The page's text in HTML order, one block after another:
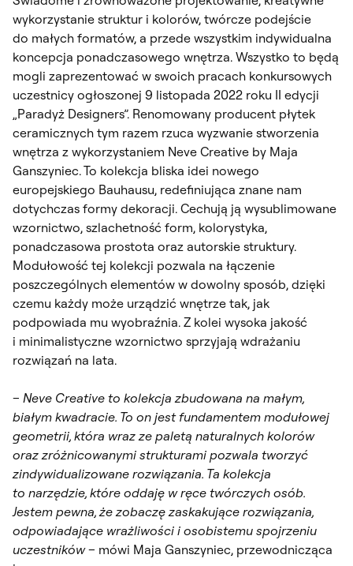
wykorzystanie struktur i kolorów, twórcze podejście
do małych formatów, a przede wszystkim indywidualna
koncepcja ponadczasowego wnętrza. Wszystko to będą
mogli zaprezentować w swoich pracach konkursowych
uczestnicy ogłoszonej 9 listopada 2022 roku II edycji
„Paradyż Designers”. Renomowany producent płytek
ceramicznych tym razem rzuca wyzwanie stworzenia
wnętrza z wykorzystaniem Neve Creative by Maja
Ganszyniec. To kolekcja bliska idei nowego
europejskiego Bauhausu, redefiniująca znane nam
dotychczas formy dekoracji. Cechują ją wysublimowane
wzornictwo, szlachetność form, kolorystyka,
ponadczasowa prostota oraz autorskie struktury.
Modułowość tej kolekcji pozwala na łączenie
poszczególnych elementów w dowolny sposób, dzięki
czemu każdy może urządzić wnętrze tak, jak
podpowiada mu wyobraźnia. Z kolei wysoka jakość
i minimalistyczne wzornictwo sprzyjają wdrażaniu
rozwiązań na lata.
– Neve Creative to kolekcja zbudowana na małym,
białym kwadracie. To on jest fundamentem modułowej
geometrii, która wraz ze paletą naturalnych kolorów
oraz zróżnicowanymi strukturami pozwala tworzyć
zindywidualizowane rozwiązania. Ta kolekcja
to narzędzie, które oddaję w ręce twórczych osób.
Jestem pewna, że zobaczę zaskakujące rozwiązania,
odpowiadające wrażliwości i osobistemu spojrzeniu
uczestników– mówi Maja Ganszyniec, przewodnicząca